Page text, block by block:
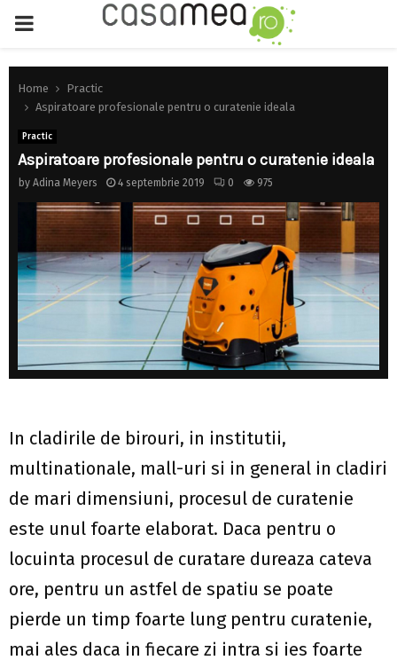
PRIMARY
MENU
Home
Practic
Aspiratoare profesionale pentru o curatenie ideala
Practic
Aspiratoare profesionale pentru o curatenie ideala
by Adina Meyers 4 septembrie 2019 0 975
In cladirile de birouri, in institutii,
multinationale, mall-uri si in general in cladiri
de mari dimensiuni, procesul de curatenie
este unul foarte elaborat. Daca pentru o
locuinta procesul de curatare dureaza cateva
ore, pentru un astfel de spatiu se poate
pierde un timp foarte lung pentru curatenie,
mai ales daca in fiecare zi intra si ies foarte